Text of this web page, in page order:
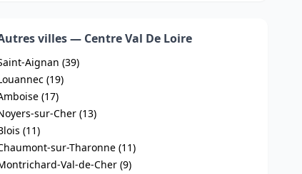
villes — Centre Val De Loire
Aignan (39)
(19)
(17)
sur-Cher (13)
(11)
sur-Tharonne (11)
Val-de-Cher (9)